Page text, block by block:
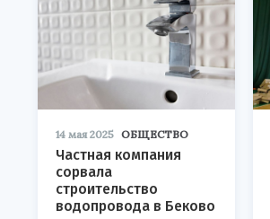
14 мая 2025 ОБЩЕСТВО
Частная компания
сорвала
строительство
водопровода в Беково